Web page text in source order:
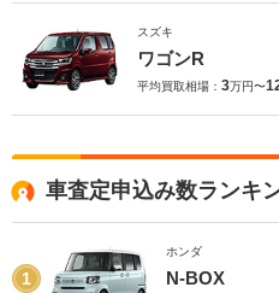
スズキ
ワゴンR
平均買取相場： 3万円〜
車査定申込み数ランキ
1
ホンダ
N-BOX